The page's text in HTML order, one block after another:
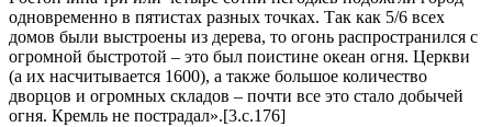
одновременно в пятистах разных точках. Так как 5/6 всех
домов были выстроены из дерева, то огонь распространился с
огромной быстротой – это был поистине океан огня. Церкви
(а их насчитывается 1600), а также большое количество
дворцов и огромных складов – почти все это стало добычей
огня. Кремль не пострадал».[3.с.176]